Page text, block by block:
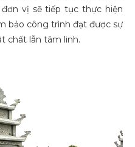
vị sẽ tiếp tục thực hiện
bảo công trình đạt được sự
chất lẫn tâm linh.